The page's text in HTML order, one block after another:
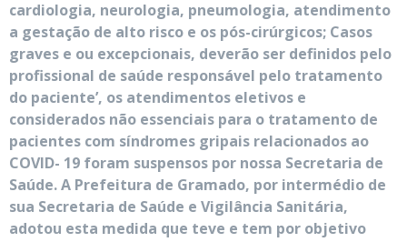
cardiologia, neurologia, pneumologia, atendimento
a gestação de alto risco e os pós-cirúrgicos; Casos
graves e ou excepcionais, deverão ser definidos pelo
profissional de saúde responsável pelo tratamento
do paciente’, os atendimentos eletivos e
considerados não essenciais para o tratamento de
pacientes com síndromes gripais relacionados ao
COVID- 19 foram suspensos por nossa Secretaria de
Saúde. A Prefeitura de Gramado, por intermédio de
sua Secretaria de Saúde e Vigilância Sanitária,
adotou esta medida que teve e tem por objetivo